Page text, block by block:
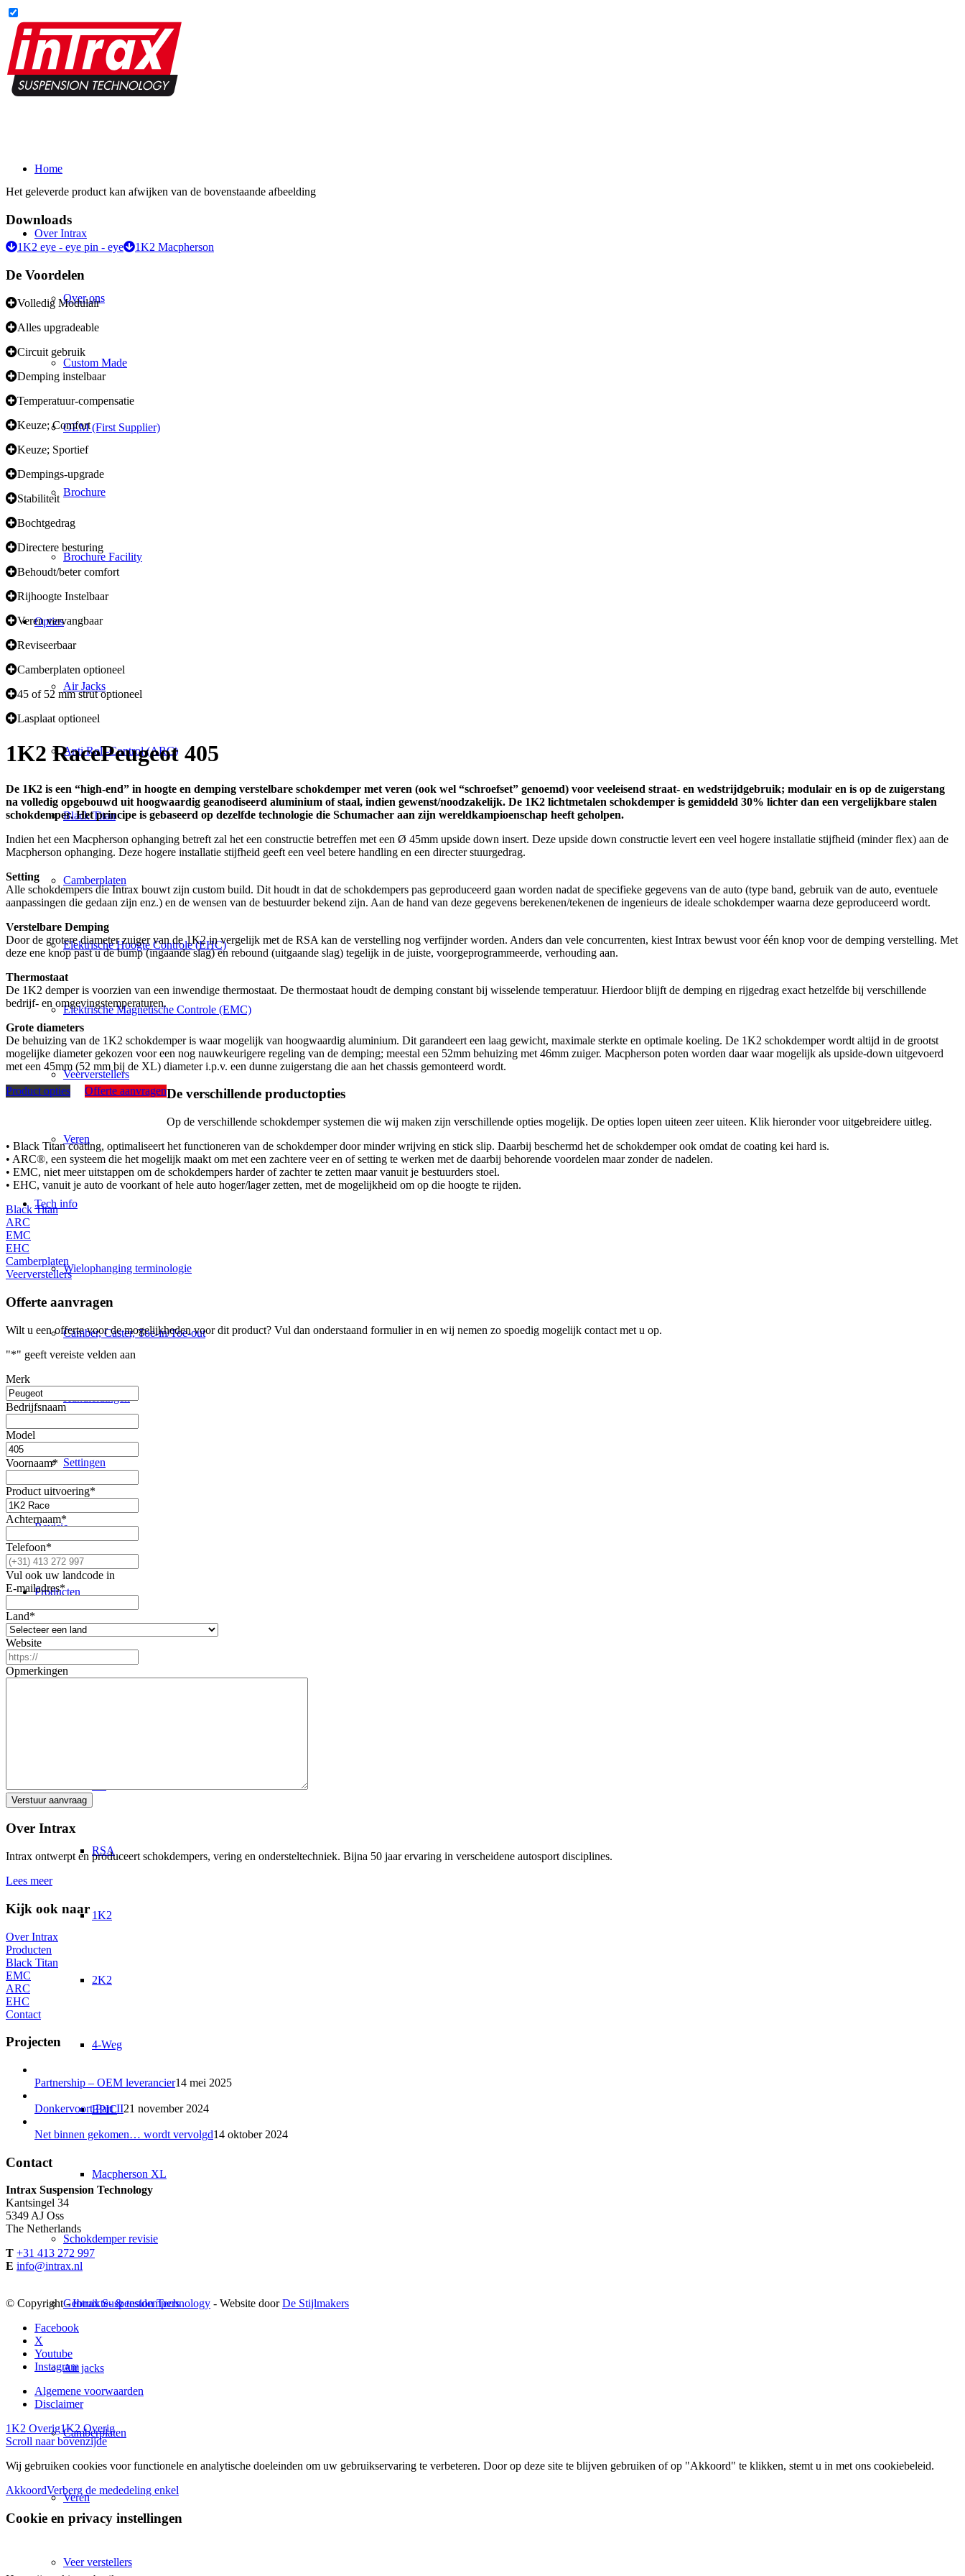
Home
Over Intrax
Over ons
Custom Made
OEM (First Supplier)
Brochure
Brochure Facility
Opties
Air Jacks
Anti Roll-Control (ARC)
Black Titan
Camberplaten
Elektrische Hoogte Controle (EHC)
Elektrische Magnetische Controle (EMC)
Veerverstellers
Veren
Tech info
Wielophanging terminologie
Camber, Caster, Toe-in/Toe-out
Handleidingen
Settingen
Revisie
Producten
RSA
1K2
2K2
4-Weg
EPIC
Macpherson XL
Schokdemper revisie
Gebruikte- & testdempers
Air jacks
Camberplaten
Veren
Veer verstellers
Het geleverde product kan afwijken van de bovenstaande afbeelding
Downloads
1K2 eye - eye pin - eye 1K2 Macpherson
De Voordelen
Volledig Modulair
Alles upgradeable
Circuit gebruik
Demping instelbaar
Temperatuur-compensatie
Keuze; Comfort
Keuze; Sportief
Dempings-upgrade
Stabiliteit
Bochtgedrag
Directere besturing
Behoudt/beter comfort
Rijhoogte Instelbaar
Veren vervangbaar
Reviseerbaar
Camberplaten optioneel
45 of 52 mm strut optioneel
Lasplaat optioneel
1K2 RacePeugeot 405
De 1K2 is een “high-end” in hoogte en demping verstelbare schokdemper met veren (ook wel “schroefset” genoemd) voor veeleisend straat- en wedstrijdgebruik; modulair en is op de zuigerstang
na volledig opgebouwd uit hoogwaardig geanodiseerd aluminium of staal, indien gewenst/noodzakelijk. De 1K2 lichtmetalen schokdemper is gemiddeld 30% lichter dan een vergelijkbare stalen
schokdemper. Het principe is gebaseerd op dezelfde technologie die Schumacher aan zijn wereldkampioenschap heeft geholpen.
Indien het een Macpherson ophanging betreft zal het een constructie betreffen met een Ø 45mm upside down insert. Deze upside down constructie levert een veel hogere installatie stijfheid (minder flex) aan de
Macpherson ophanging. Deze hogere installatie stijfheid geeft een veel betere handling en een directer stuurgedrag.
Setting
Alle schokdempers die Intrax bouwt zijn custom build. Dit houdt in dat de schokdempers pas geproduceerd gaan worden nadat de specifieke gegevens van de auto (type band, gebruik van de auto, eventuele
aanpassingen die gedaan zijn enz.) en de wensen van de bestuurder bekend zijn. Aan de hand van deze gegevens berekenen/tekenen de ingenieurs de ideale schokdemper waarna deze geproduceerd wordt.
Verstelbare Demping
Door de grotere diameter zuiger van de 1K2 in vergelijk met de RSA kan de verstelling nog verfijnder worden. Anders dan vele concurrenten, kiest Intrax bewust voor één knop voor de demping verstelling. Met
deze ene knop past u de bump (ingaande slag) en rebound (uitgaande slag) tegelijk in de juiste, voorgeprogrammeerde, verhouding aan.
Thermostaat
De 1K2 demper is voorzien van een inwendige thermostaat. De thermostaat houdt de demping constant bij wisselende temperatuur. Hierdoor blijft de demping en rijgedrag exact hetzelfde bij verschillende
bedrijf- en omgevingstemperaturen.
Grote diameters
De behuizing van de 1K2 schokdemper is waar mogelijk van hoogwaardig aluminium. Dit garandeert een laag gewicht, maximale sterkte en optimale koeling. De 1K2 schokdemper wordt altijd in de grootst
mogelijke diameter gekozen voor een nog nauwkeurigere regeling van de demping; meestal een 52mm behuizing met 46mm zuiger. Macpherson poten worden daar waar mogelijk als upside-down uitgevoerd
met een 45mm (52 mm bij de XL) diameter i.p.v. een dunne zuigerstang die aan het chassis gemonteerd wordt.
Product opties
Offerte aanvragenDe verschillende productopties
Op de verschillende schokdemper systemen die wij maken zijn verschillende opties mogelijk. De opties lopen uiteen zeer uiteen. Klik hieronder voor uitgebreidere uitleg.
• Black Titan coating, optimaliseert het functioneren van de schokdemper door minder wrijving en stick slip. Daarbij beschermd het de schokdemper ook omdat de coating kei hard is.
• ARC®, een systeem die het mogelijk maakt om met een zachtere veer en of setting te werken met de daarbij behorende voordelen maar zonder de nadelen.
• EMC, niet meer uitstappen om de schokdempers harder of zachter te zetten maar vanuit je bestuurders stoel.
• EHC, vanuit je auto de voorkant of hele auto hoger/lager zetten, met de mogelijkheid om op die hoogte te rijden.
Black Titan
ARC
EMC
EHC
Camberplaten
Veerverstellers
Offerte aanvragen
Wilt u een offerte voor de mogelijkheden voor dit product? Vul dan onderstaand formulier in en wij nemen zo spoedig mogelijk contact met u op.
"*" geeft vereiste velden aan
Merk
Bedrijfsnaam
Model
Voornaam*
Product uitvoering*
Achternaam*
Telefoon*
Vul ook uw landcode in
E-mailadres*
Land*
Website
Opmerkingen
Over Intrax
Intrax ontwerpt en produceert schokdempers, vering en ondersteltechniek. Bijna 50 jaar ervaring in verscheidene autosport disciplines.
Lees meer
Kijk ook naar
Over Intrax
Producten
Black Titan
EMC
ARC
EHC
Contact
Projecten
Partnership – OEM leverancier14 mei 2025
Donkervoort Part II21 november 2024
Net binnen gekomen… wordt vervolgd14 oktober 2024
Contact
Intrax Suspension Technology
Kantsingel 34
5349 AJ Oss
The Netherlands
T +31 413 272 997
E info@intrax.nl
© Copyright -Intrax Suspension Technology - Website doorDe Stijlmakers
Facebook
X
Youtube
Instagram
Algemene voorwaarden
Disclaimer
1K2 Overig1K2 Overig
Scroll naar bovenzijde
Wij gebruiken cookies voor functionele en analytische doeleinden om uw gebruikservaring te verbeteren. Door op deze site te blijven gebruiken of op "Akkoord" te klikken, stemt u in met ons cookiebeleid.
AkkoordVerberg de mededeling enkel
Cookie en privacy instellingen